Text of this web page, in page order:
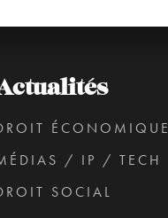
ÉCONOMIQUE
/ IP / TECH
SOCIAL